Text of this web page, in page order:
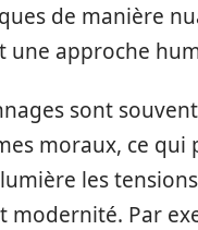
de manière
une approche
sont
moraux, ce qui
les
modernité. Par